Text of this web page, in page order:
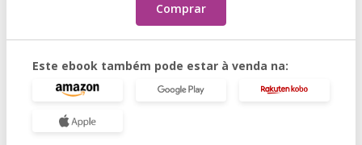
Comprar
Este ebook também pode estar à venda na: